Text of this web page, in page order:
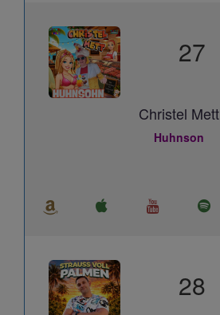
27
Christel Mett
Huhnson
28